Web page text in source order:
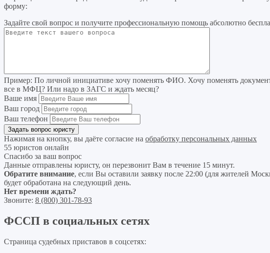
форму:
Задайте свой вопрос и получите профессиональную помощь абсолютно
Пример: По личной инициативе хочу поменять ФИО. Хочу поменять
все в МФЦ? Или надо в ЗАГС и ждать месяц?
Ваше имя
Ваш город
Ваш телефон
Нажимая на кнопку, вы даёте согласие на обработку персональных данных
55 юристов онлайн
Спасибо за ваш вопрос
Данные отправлены юристу, он перезвонит Вам в течение 15 минут.
Обратите внимание, если Вы оставили заявку после 22:00 (для жителей
будет обработана на следующий день.
Нет времени ждать?
Звоните: 8 (800) 301-78-93
ФССП в социальных сетях
Страница судебных приставов в соцсетях: